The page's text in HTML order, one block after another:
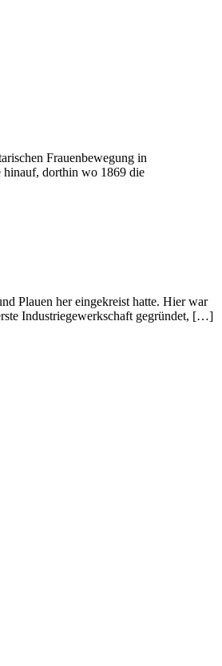
Frauenbewegung in
hinauf, dorthin wo 1869 die
Plauen her eingekreist hatte. Hier war
Industriegewerkschaft gegründet, […]